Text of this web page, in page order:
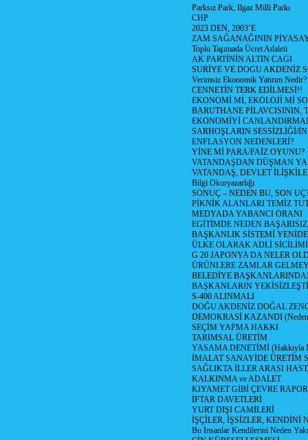
Parksız Park, Ilgaz Milli Parkı
CHP
2023 DEN, 2003’E
ZAM SAĞANAĞININ
Toplu Taşımada Ücret Adaleti
AK PARTİNİN ALTIN CAGI
SURİYE VE DOGU AKDENİZ
Verimsiz Ekonomik Yatırım Nedir?
CENNETİN TERK EDİLMESİ!!
EKONOMİ Mİ, EKOLOJİ Mİ
BARUTHANE PİLAVCISININ,
EKONOMİYİ
SARHOŞLARIN SESSİZLİĞİ/
ENFLASYON NEDENLERİ?
YİNE Mİ PARA/FAİZ OYUNU?
VATANDAŞDAN DÜŞMAN
VATANDAŞ, DEVLET
Bilgi Okuryazarlığı
SONUÇ – NEDEN BU, SON
PİKNİK ALANLARI TEMİZ
MEDYADA YABANCI ORANI
EGİTİMDE NEDEN
BAŞKANLIK SİSTEMİ
ÜLKE OLARAK ADLİ
G 20 JAPONYA DA NELER
ÜRÜNLERE ZAMLAR
BELEDİYE
BAŞKANLARIN
S-400 ALINMALI
DOĞU AKDENİZ DOĞAL
DEMOKRASİ KAZANDI (Neden
SEÇİM YAPMA HAKKI
TARIMSAL ÜRETİM
YASAMA DENETİMİ (Hakkıyla
İMALAT SANAYİDE ÜRETİM
SAĞLIKTA İLLER ARASI
KALKINMA ve ADALET
KIYAMET GİBİ ÇEVRE
İFTAR DAVETLERİ
YURT DIŞI CAMİLERİ
İŞÇİLER, İŞSİZLER, KENDİNİ
Bu İnsanlar Kendilerini Neden